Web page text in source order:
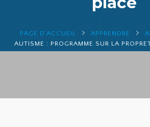
PAGE D'ACCUEIL APPRENDRE
AUTISME : PROGRAMME SUR LA